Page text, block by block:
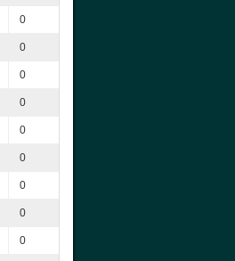
0
0
0
0
0
0
0
0
0